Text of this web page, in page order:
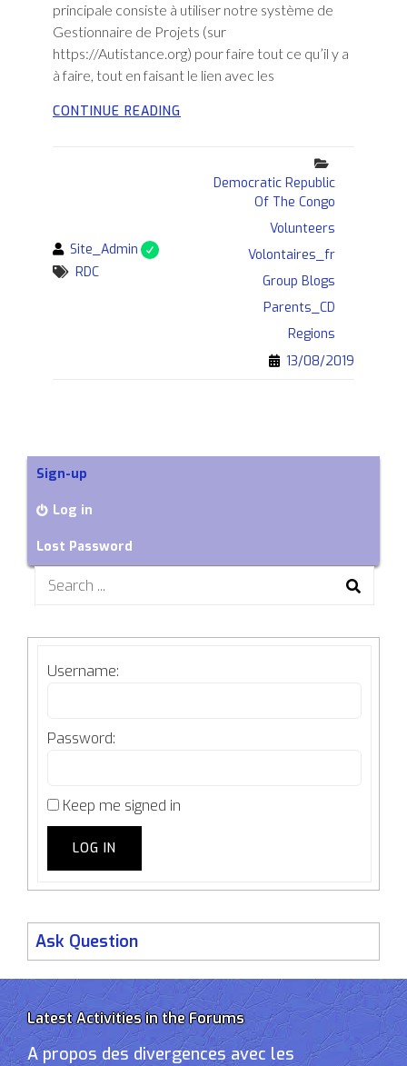
principale consiste à utiliser notre système de
Gestionnaire de Projets (sur
https://Autistance.org) pour faire tout ce qu’il y a
à faire, tout en faisant le lien avec les
CONTINUE READING
By Site_Admin
Tags
RDC
Democratic Republic
Of The Congo
Volunteers
Volontaires_fr
Group Blogs
Parents_CD
Regions
13/08/2019
Sign-up
Log in
Lost Password
Search
Username:
Password:
Keep me signed in
LOG IN
Ask Question
Latest Activities in the Forums
A propos des divergences avec les